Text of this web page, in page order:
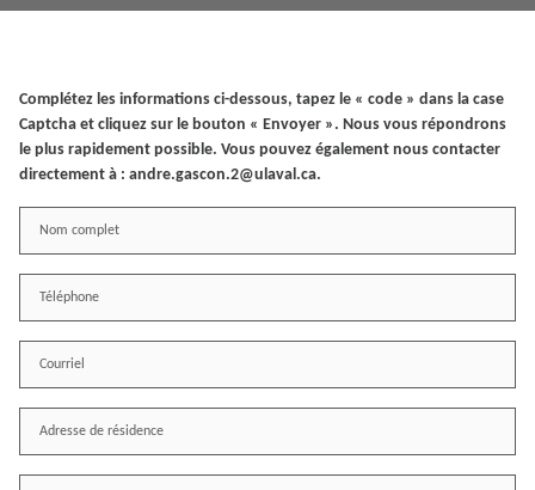
Complétez les informations ci-dessous, tapez le « code » dans la case
Captcha et cliquez sur le bouton « Envoyer ». Nous vous répondrons
le plus rapidement possible. Vous pouvez également nous contacter
directement à : andre.gascon.2@ulaval.ca.